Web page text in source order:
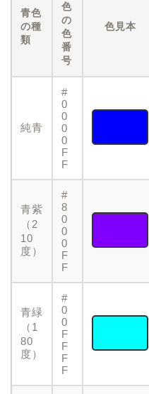
青色
の種
類
色
の
色
番
号
色見本
純青
#
0
0
0
0
F
F
青紫
（2
10
度）
#
8
0
0
0
F
F
青緑
（1
80
度）
#
0
0
F
F
F
F